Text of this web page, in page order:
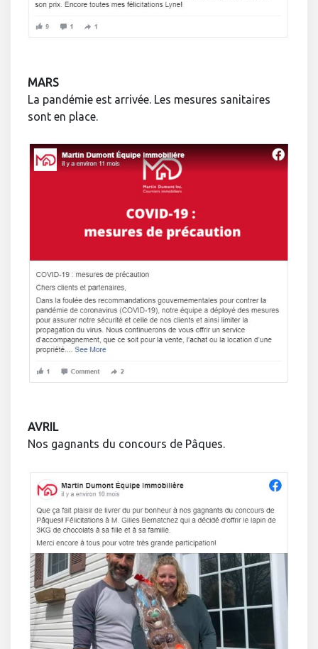
MARS
La pandémie est arrivée. Les mesures sanitaires
sont en place.
AVRIL
Nos gagnants du concours de Pâques.